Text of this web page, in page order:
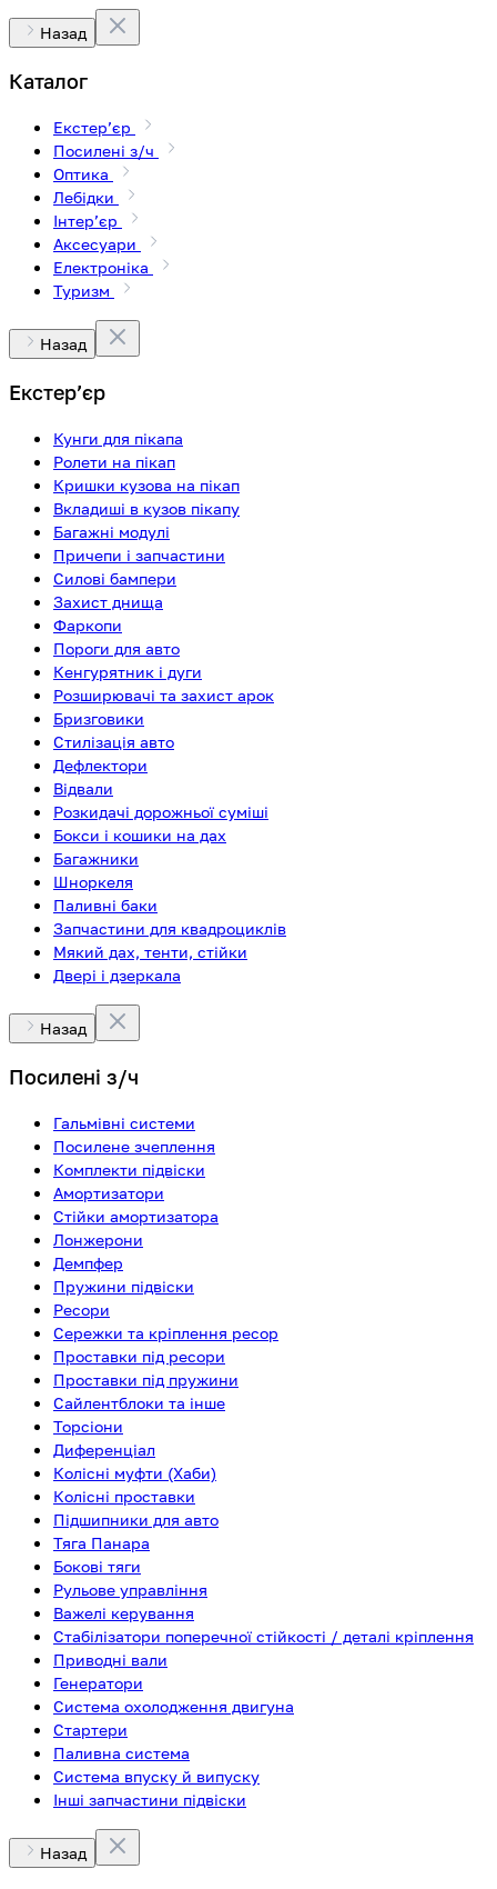
Назад
Каталог
Екстерʼєр
Посилені з/ч
Оптика
Лебідки
Інтерʼєр
Аксесуари
Електроніка
Туризм
Назад
Екстерʼєр
Кунги для пікапа
Ролети на пікап
Кришки кузова на пікап
Вкладиші в кузов пікапу
Багажні модулі
Причепи і запчастини
Силові бампери
Захист днища
Фаркопи
Пороги для авто
Кенгурятник і дуги
Розширювачі та захист арок
Бризговики
Стилізація авто
Дефлектори
Відвали
Розкидачі дорожньої суміші
Бокси і кошики на дах
Багажники
Шноркеля
Паливні баки
Запчастини для квадроциклів
Мякий дах, тенти, стійки
Двері і дзеркала
Назад
Посилені з/ч
Гальмівні системи
Посилене зчеплення
Комплекти підвіски
Амортизатори
Стійки амортизатора
Лонжерони
Демпфер
Пружини підвіски
Ресори
Сережки та кріплення ресор
Проставки під ресори
Проставки під пружини
Сайлентблоки та інше
Торсіони
Диференціал
Колісні муфти (Хаби)
Колісні проставки
Підшипники для авто
Тяга Панара
Бокові тяги
Рульове управління
Важелі керування
Стабілізатори поперечної стійкості / деталі кріплення
Приводні вали
Генератори
Система охолодження двигуна
Стартери
Паливна система
Система впуску й випуску
Інші запчастини підвіски
Назад